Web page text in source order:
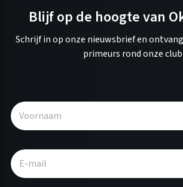
Blijf op de hoogte van
Schrijf in op onze nieuwsbrief en
primeurs rond onze
l
r